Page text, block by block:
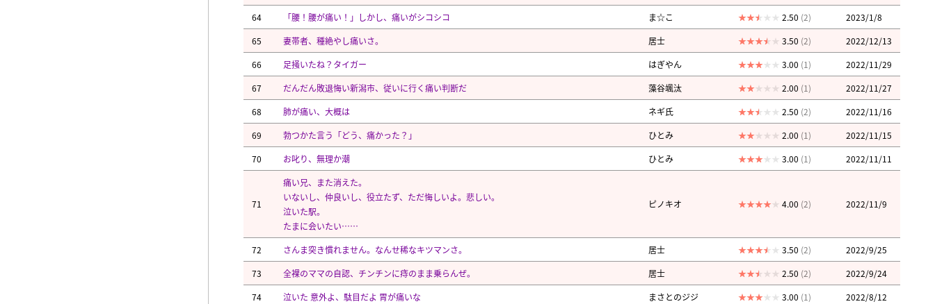
64
「腰！腰が痛い！」しかし、痛いがシコシコ ま☆こ 2.50 (2)
2023/1/8
65
妻帯者、種絶やし痛いさ。 居士 3.50 (2)
2022/12/13
66
足掻いたね？タイガー はぎやん 3.00 (1)
2022/11/29
67
だんだん敗退悔い新潟市、従いに行く痛い判断だ 藻谷颯汰 2.00 (1)
2022/11/27
68
肺が痛い、大概は ネギ氏 2.50 (2)
2022/11/16
69
勃つかた言う「どう、痛かった？」 ひとみ 2.00 (1)
2022/11/15
70
お叱り、無理か潮 ひとみ 3.00 (1) 2022/11/11
71
痛い兄、また消えた。
いないし、仲良いし、役立たず、ただ悔しいよ。悲しい。
泣いた駅。
たまに会いたい……
ピノキオ 4.00 (2) 2022/11/9
72 さんま突き慣れません。なんせ稀なキツマンさ。 居士 3.50 (2)
2022/9/25
73
全裸のママの自認、チンチンに痔のまま乗らんぜ。 居士 2.50 (2)
2022/9/24
74
泣いた 意外よ、駄目だよ 胃が痛いな まさとのジジ 3.00 (1)
2022/8/12